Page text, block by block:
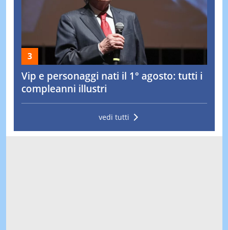
Vip e personaggi nati il 1° agosto: tutti i
compleanni illustri
vedi tutti